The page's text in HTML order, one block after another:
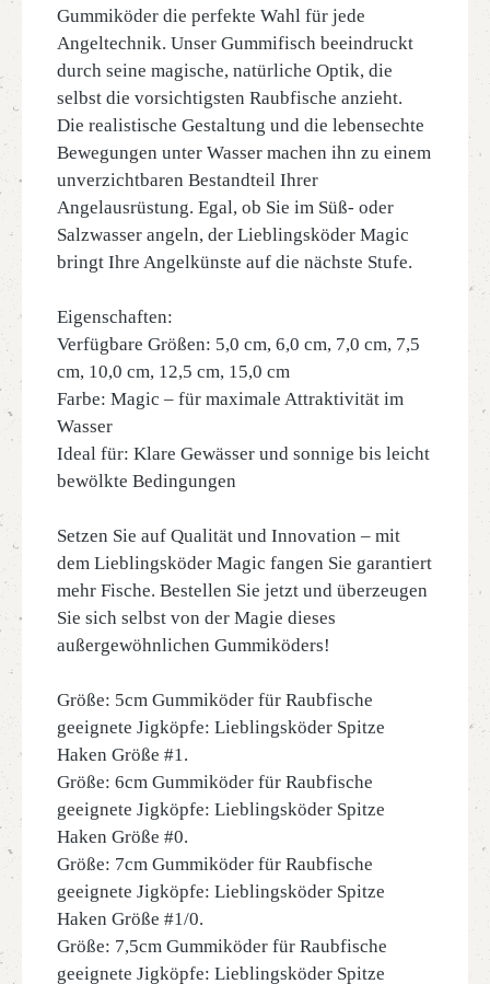
Gummiköder die perfekte Wahl für jede
Angeltechnik. Unser Gummifisch beeindruckt
durch seine magische, natürliche Optik, die
selbst die vorsichtigsten Raubfische anzieht.
Die realistische Gestaltung und die lebensechte
Bewegungen unter Wasser machen ihn zu einem
unverzichtbaren Bestandteil Ihrer
Angelausrüstung. Egal, ob Sie im Süß- oder
Salzwasser angeln, der Lieblingsköder Magic
bringt Ihre Angelkünste auf die nächste Stufe.
Eigenschaften:
Verfügbare Größen: 5,0 cm, 6,0 cm, 7,0 cm, 7,5
cm, 10,0 cm, 12,5 cm, 15,0 cm
Farbe: Magic – für maximale Attraktivität im
Wasser
Ideal für: Klare Gewässer und sonnige bis leicht
bewölkte Bedingungen
Setzen Sie auf Qualität und Innovation – mit
dem Lieblingsköder Magic fangen Sie garantiert
mehr Fische. Bestellen Sie jetzt und überzeugen
Sie sich selbst von der Magie dieses
außergewöhnlichen Gummiköders!
Größe: 5cm Gummiköder für Raubfische
geeignete Jigköpfe: Lieblingsköder Spitze
Haken Größe #1.
Größe: 6cm Gummiköder für Raubfische
geeignete Jigköpfe: Lieblingsköder Spitze
Haken Größe #0.
Größe: 7cm Gummiköder für Raubfische
geeignete Jigköpfe: Lieblingsköder Spitze
Haken Größe #1/0.
Größe: 7,5cm Gummiköder für Raubfische
geeignete Jigköpfe: Lieblingsköder Spitze